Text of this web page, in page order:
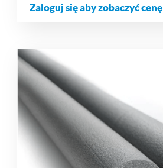
Zaloguj się aby zobaczyć cenę